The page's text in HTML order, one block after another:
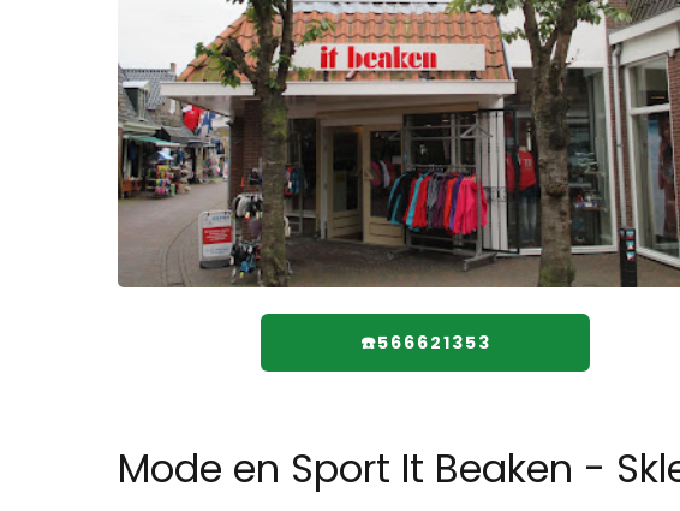
☎️566621353
Mode en Sport It Beaken -